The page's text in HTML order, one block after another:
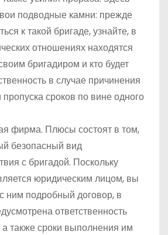
подводные камни: прежде
к такой бригаде, узнайте, в
отношениях находятся
бригадиром и кто будет
в случае причинения
сроков по вине одного
фирма. Плюсы состоят в том,
безопасный вид
с бригадой. Поскольку
юридическим лицом, вы
ним подробный договор, в
ответственность
а также сроки выполнения им